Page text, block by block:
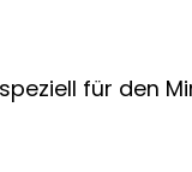
für den